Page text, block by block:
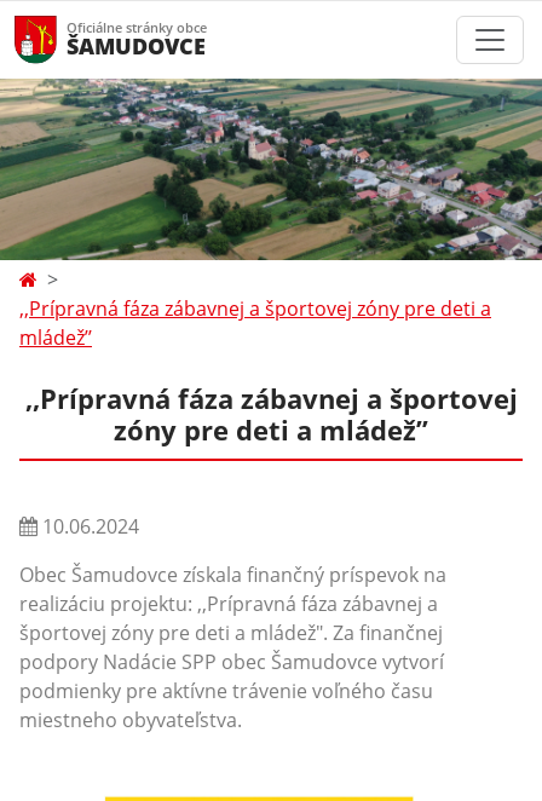
Oficiálne stránky obce
ŠAMUDOVCE
,,Prípravná fáza zábavnej a športovej zóny pre deti a
mládež’’
,,Prípravná fáza zábavnej a športovej
zóny pre deti a mládež’’
10.06.2024
Obec Šamudovce získala finančný príspevok na
realizáciu projektu: ,,Prípravná fáza zábavnej a
športovej zóny pre deti a mládež". Za finančnej
podpory Nadácie SPP obec Šamudovce vytvorí
podmienky pre aktívne trávenie voľného času
miestneho obyvateľstva.